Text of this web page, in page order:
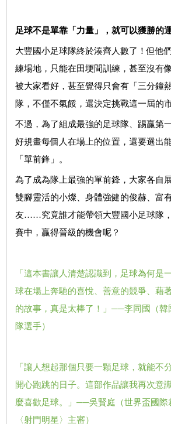
足球不是單靠「力量」，就可以獲勝的
大豐國小足球隊終於湊齊人數了！但他
練場地，只能在田埂間訓練，甚至沒有
被大家看好，甚至覺得只會有「三分鐘
隊，不僅不氣餒，還決定挑戰這一屆的
不過，為了組成最強的足球隊、踢贏第
好規畫每個人在場上的位置，還要選出
「單前鋒」。
為了成為隊上最強的單前鋒，大家各自
雙腳靈活的小燦、身體強健的俊赫、富
友……究竟誰才能帶領大豐國小足球隊
賽中，贏得晉級的機會呢？
「這本書讓人清楚認識到，足球為何是
球在場上奔馳的喜悅、善意的競爭、藉
的故事，真是太棒了！」──李同國（韓
隊選手）
「讓人想起那個只要一顆足球，就能不
開心跑跳的日子。這部作品讓我再次意
麼喜歡足球。」──吳賢庭（世界盃國際
〈射門明星〉主審）